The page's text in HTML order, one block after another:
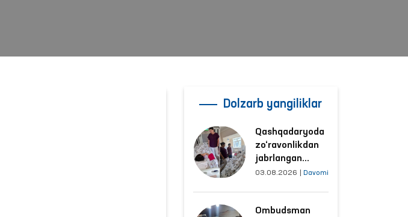
Dolzarb yangiliklar
Qashqadaryoda
zo‘ravonlikdan
jabrlangan
ayolning holati
o‘rganildi
03.08.2026 Davomi
Ombudsman